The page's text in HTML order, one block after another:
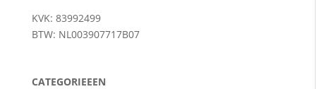
KVK: 83992499
BTW: NL003907717B07
CATEGORIEEEN